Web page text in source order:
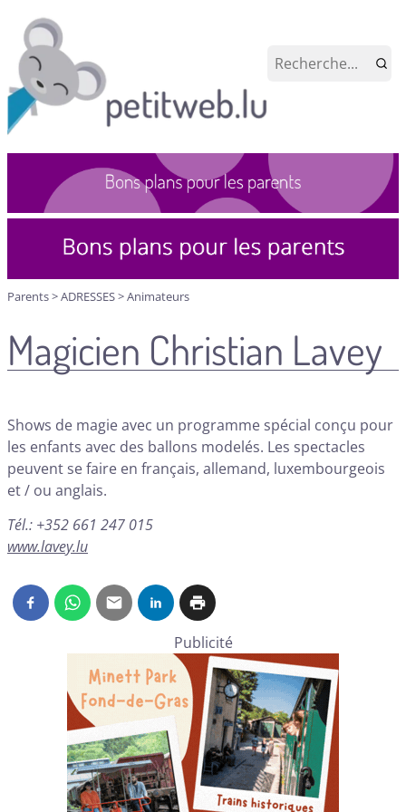
Parents>ADRESSES>Animateurs
Magicien Christian Lavey
Shows de magie avec un programme spécial conçu pour
les enfants avec des ballons modelés. Les spectacles
peuvent se faire en français, allemand, luxembourgeois
et / ou anglais.
Tél.: +352 661 247 015
www.lavey.lu
Publicité